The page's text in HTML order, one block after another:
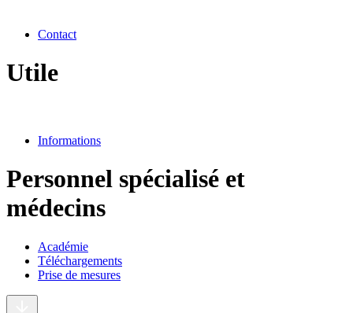
Contact
Utile
Informations
Personnel spécialisé et
médecins
Académie
Téléchargements
Prise de mesures